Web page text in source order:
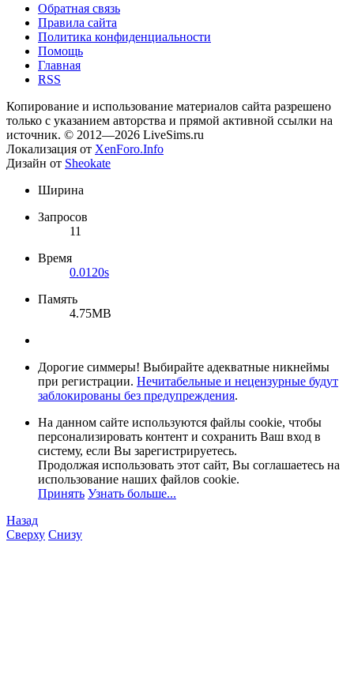
Обратная связь
Правила сайта
Политика конфиденциальности
Помощь
Главная
RSS
Копирование и использование материалов сайта разрешено
только с указанием авторства и прямой активной ссылки на
источник. © 2012—2026 LiveSims.ru
Локализация от XenForo.Info
Дизайн от Sheokate
Ширина
Запросов
11
Время
0.0120s
Память
4.75MB
Дорогие симмеры! Выбирайте адекватные никнеймы
при регистрации. Нечитабельные и нецензурные будут
заблокированы без предупреждения.
На данном сайте используются файлы cookie, чтобы
персонализировать контент и сохранить Ваш вход в
систему, если Вы зарегистрируетесь.
Продолжая использовать этот сайт, Вы соглашаетесь на
использование наших файлов cookie.
Принять Узнать больше...
Назад
Сверху Снизу